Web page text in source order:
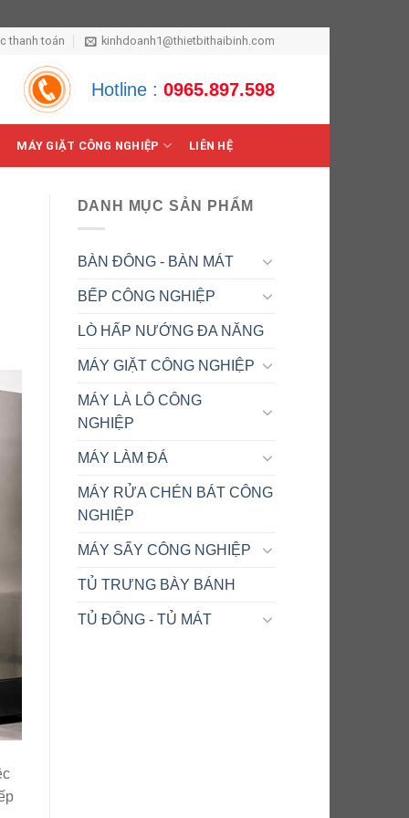
thanh toán kinhdoanh1@thietbithaibinh.com
Hotline : 0965.897.598
MÁY GIẶT CÔNG NGHIỆP LIÊN HỆ
DANH MỤC SẢN PHẨM
BÀN ĐÔNG - BÀN MÁT
BẾP CÔNG NGHIỆP
LÒ HẤP NƯỚNG ĐA NĂNG
MÁY GIẶT CÔNG NGHIỆP
MÁY LÀ LÔ CÔNG
NGHIỆP
MÁY LÀM ĐÁ
MÁY RỬA CHÉN BÁT CÔNG
NGHIỆP
MÁY SẤY CÔNG NGHIỆP
TỦ TRƯNG BÀY BÁNH
TỦ ĐÔNG - TỦ MÁT